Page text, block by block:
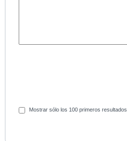
Mostrar sólo los 100 primeros resultados